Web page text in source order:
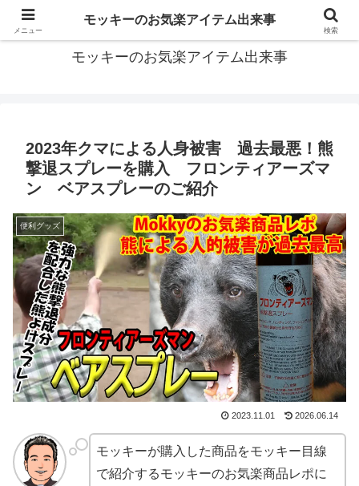
モッキーがお届けする便利なアイテムや面白い出来事などをご紹介
モッキーのお気楽アイテム出来事
2023年クマによる人身被害 過去最悪！熊
撃退スプレーを購入 フロンティアーズマ
ン ベアスプレーのご紹介
便利グッズ
2023.11.01 2026.06.14
モッキーが購入した商品をモッキー目線
で紹介するモッキーのお気楽商品レポに
メニュー
モッキーのお気楽アイテム出来事
検索